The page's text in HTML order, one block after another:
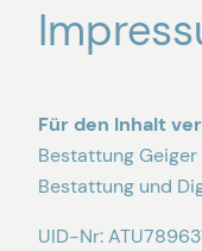
Für den Inhalt
Bestattung Geiger
Bestattung und
UID-Nr: